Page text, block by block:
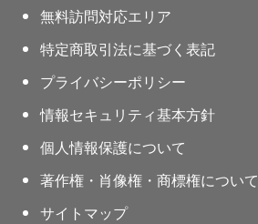
無料訪問対応エリア
特定商取引法に基づく表記
プライバシーポリシー
情報セキュリティ基本方針
個人情報保護について
著作権・肖像権・商標権について
サイトマップ